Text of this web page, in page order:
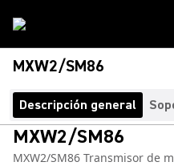
MXW2/SM86
Descripción general
MXW2/SM86
MXW2/SM86 Transmisor de